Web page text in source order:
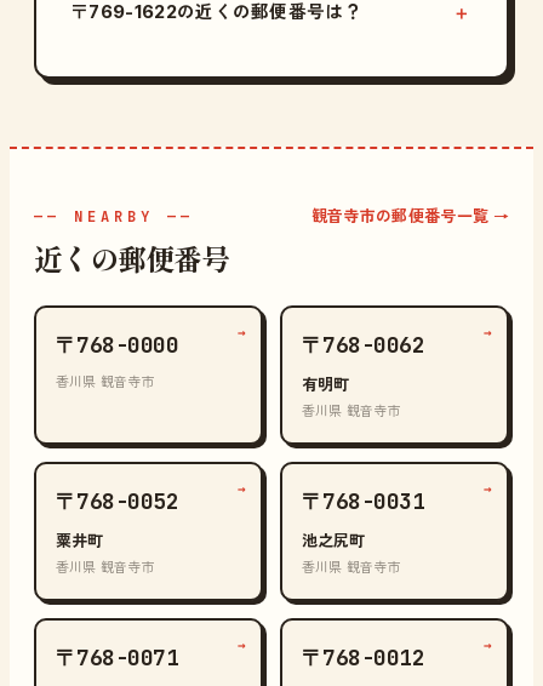
〒769-1622の近くの郵便番号は？
—— NEARBY ——
近くの郵便番号
観音寺市の郵便番号一覧 →
〒768-0000
香川県 観音寺市
→ 〒768-0062
有明町
香川県 観音寺市
→
〒768-0052
粟井町
香川県 観音寺市
→ 〒768-0031
池之尻町
香川県 観音寺市
→
〒768-0071 → 〒768-0012 →